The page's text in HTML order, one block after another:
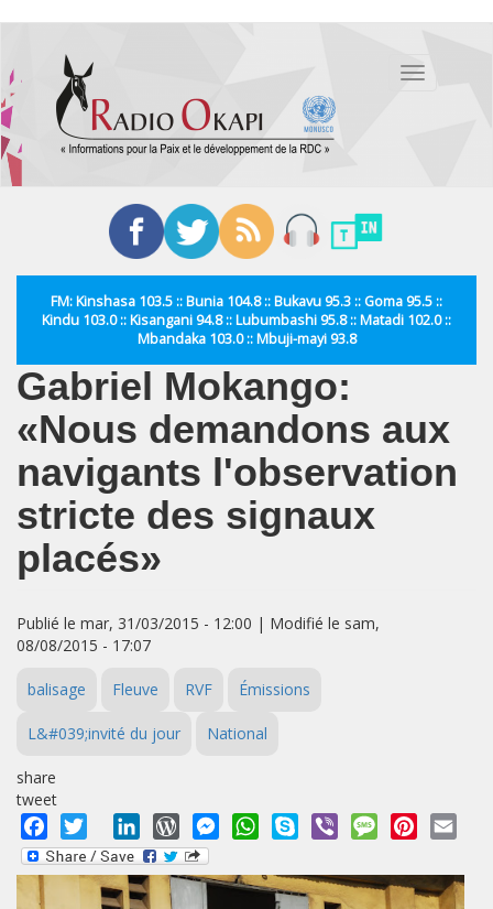
contenu
principal
Toggle
FM: Kinshasa 103.5 :: Bunia 104.8 :: Bukavu 95.3 :: Goma 95.5 ::
Kindu 103.0 :: Kisangani 94.8 :: Lubumbashi 95.8 :: Matadi 102.0 ::
Mbandaka 103.0 :: Mbuji-mayi 93.8
Gabriel Mokango:
«Nous demandons aux
navigants l'observation
stricte des signaux
placés»
Publié le mar, 31/03/2015 - 12:00 | Modifié le sam,
08/08/2015 - 17:07
balisage Fleuve RVF Émissions
L&#039;invité du jour National
share
tweet
Facebook
Twitter LinkedInWordPressMessengerWhatsApp
Skype Viber MessagePinterest